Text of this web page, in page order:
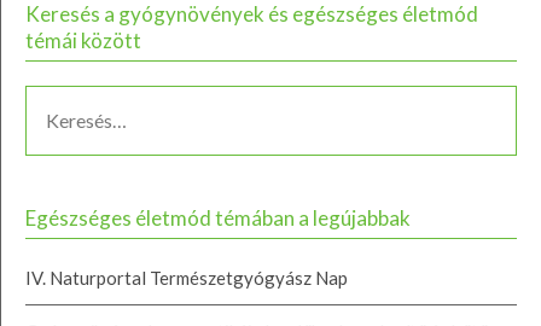
Keresés a gyógynövények és egészséges életmód
témái között
Egészséges életmód témában a legújabbak
IV. Naturportal Természetgyógyász Nap